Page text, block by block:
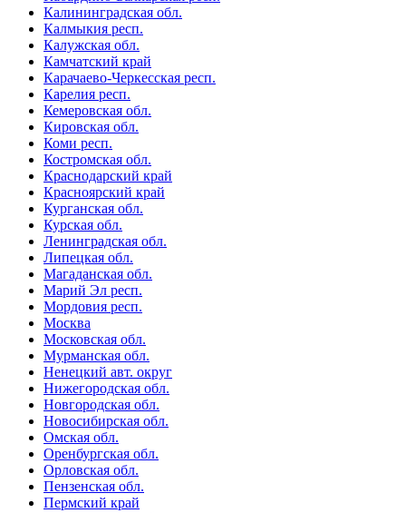
Калининградская обл.
Калмыкия респ.
Калужская обл.
Камчатский край
Карачаево-Черкесская респ.
Карелия респ.
Кемеровская обл.
Кировская обл.
Коми респ.
Костромская обл.
Краснодарский край
Красноярский край
Курганская обл.
Курская обл.
Ленинградская обл.
Липецкая обл.
Магаданская обл.
Марий Эл респ.
Мордовия респ.
Москва
Московская обл.
Мурманская обл.
Ненецкий авт. округ
Нижегородская обл.
Новгородская обл.
Новосибирская обл.
Омская обл.
Оренбургская обл.
Орловская обл.
Пензенская обл.
Пермский край